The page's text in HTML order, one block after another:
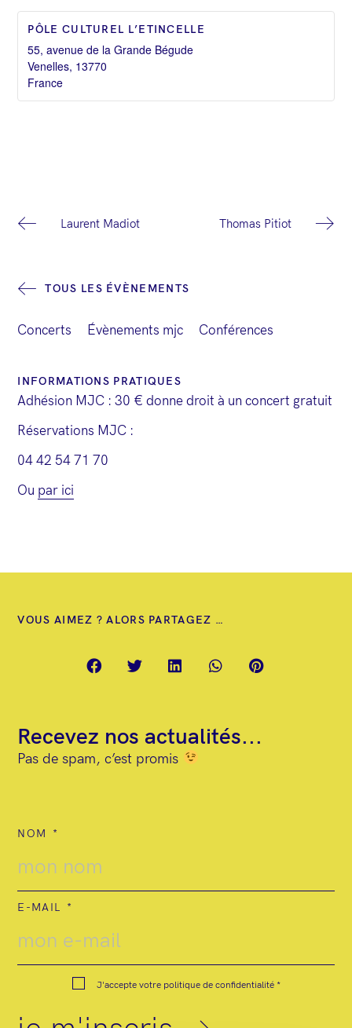
PÔLE CULTUREL L’ETINCELLE
55, avenue de la Grande Bégude
Venelles, 13770
France
N
i
g
t
i
o
n
É
m
Laurent Madiot Thomas Pitiot
TOUS LES ÉVÈNEMENTS
Concerts Évènements mjc Conférences
INFORMATIONS PRATIQUES
Adhésion MJC : 30 € donne droit à un concert gratuit
Réservations MJC :
04 42 54 71 70
Ou par ici
VOUS AIMEZ ? ALORS PARTAGEZ …
Recevez nos actualités...
Pas de spam, c’est promis
NOM
E-MAIL
J'accepte votre politique de confidentialité*